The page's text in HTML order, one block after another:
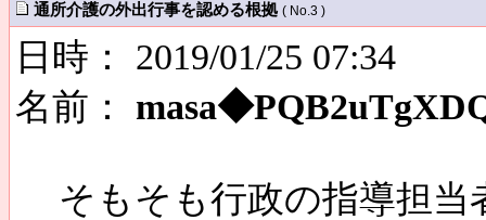
通所介護の外出行事を認める根拠 ( No.3 )
日時： 2019/01/25 07:34
名前：
そもそも行政の指導担